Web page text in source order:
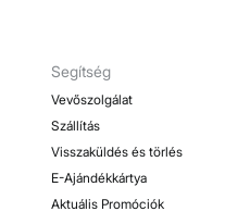
Segítség
Vevőszolgálat
Szállítás
Visszaküldés és törlés
E-Ajándékkártya
Aktuális Promóciók